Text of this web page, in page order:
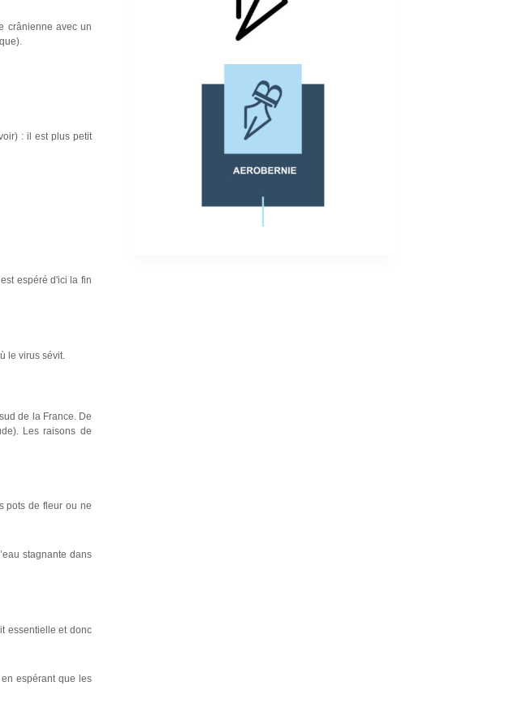
crânienne avec un
: il est plus petit
espéré d'ici la fin
le virus sévit.
de la France. De
Les raisons de
pots de fleur ou ne
stagnante dans
essentielle et donc
espérant que les